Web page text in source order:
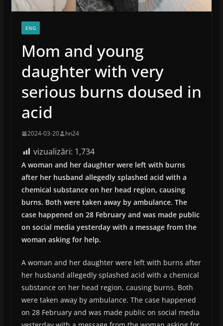
ENG
Mom and young
daughter with very
serious burns doused in
acid
2024-03-20 hn24
vizualizări: 1,734
A woman and her daughter were left with burns
after her husband allegedly splashed acid with a
chemical substance on her head region, causing
burns. Both were taken away by ambulance. The
case happened on 28 February and was made public
on social media yesterday with a message from the
woman asking for help.
A woman and her daughter were left with burns after
her husband allegedly splashed acid with a chemical
substance on her head region, causing burns. Both
were taken away by ambulance. The case happened
on 28 February and was made public on social media